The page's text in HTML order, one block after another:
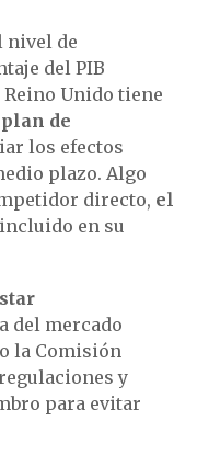
nivel de
del PIB
Unido tiene
plan de
los efectos
plazo. Algo
directo, el
en su
del mercado
la Comisión
y
para evitar